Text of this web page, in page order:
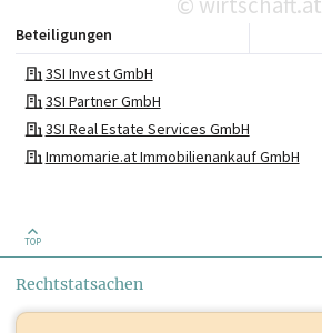
3SI Invest GmbH
3SI Partner GmbH
3SI Real Estate Services GmbH
Immomarie.at Immobilienankauf GmbH
3SI Partner GmbH & Co KG
Beteiligungen
TOP
Rechtstatsachen